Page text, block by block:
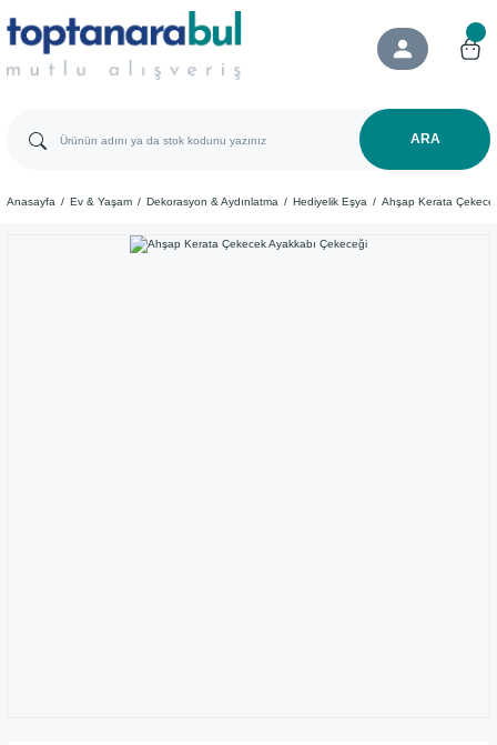
ARA
Anasayfa Ev & Yaşam Dekorasyon & Aydınlatma Hediyelik Eşya Ahşap Kerata